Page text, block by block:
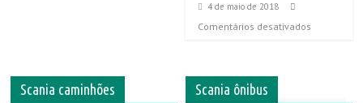
4 de maio de 2018
Comentários desativados
Scania caminhões
Scania ônibus